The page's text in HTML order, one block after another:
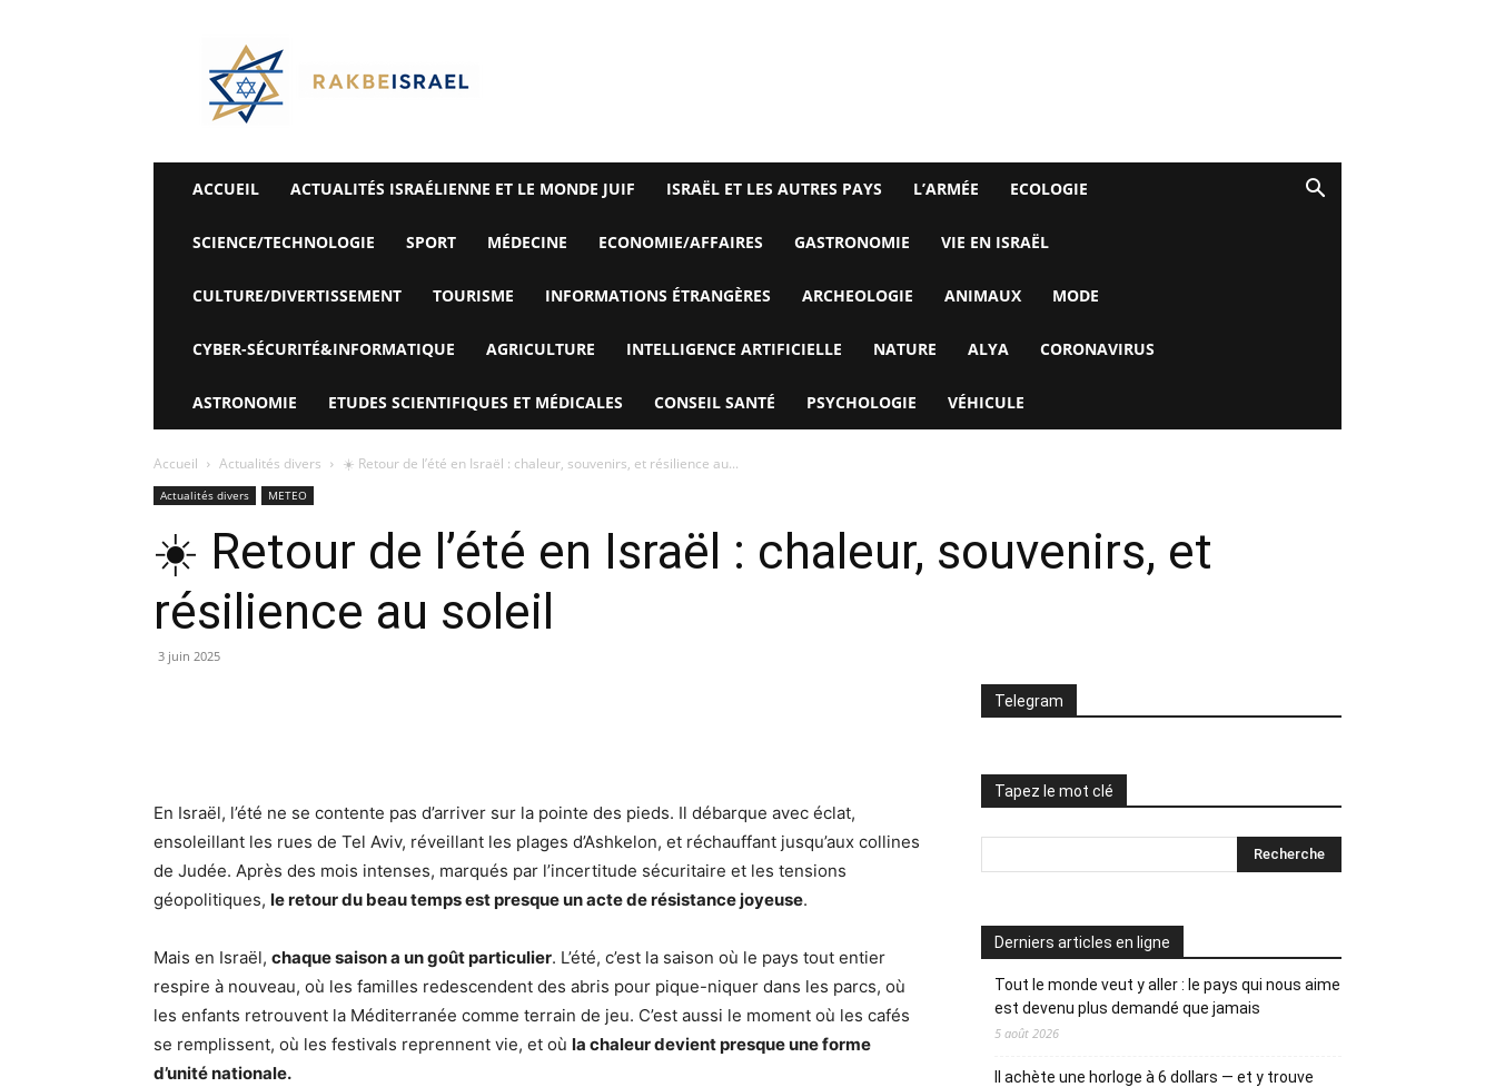
Rak
Be
Israel-
Alyaexpress-
News
ACCUEIL ACTUALITÉS ISRAÉLIENNE ET LE MONDE JUIF ISRAËL ET LES AUTRES PAYS L’ARMÉE ECOLOGIE
SCIENCE/TECHNOLOGIE SPORT MÉDECINE ECONOMIE/AFFAIRES GASTRONOMIE VIE EN ISRAËL
CULTURE/DIVERTISSEMENT TOURISME INFORMATIONS ÉTRANGÈRES ARCHEOLOGIE ANIMAUX MODE
CYBER-SÉCURITÉ&INFORMATIQUE AGRICULTURE INTELLIGENCE ARTIFICIELLE NATURE ALYA CORONAVIRUS
ASTRONOMIE ETUDES SCIENTIFIQUES ET MÉDICALES CONSEIL SANTÉ PSYCHOLOGIE VÉHICULE
Accueil Actualités divers ☀️ Retour de l’été en Israël : chaleur, souvenirs, et résilience au...
Actualités divers METEO
☀️ Retour de l’été en Israël : chaleur, souvenirs, et
résilience au soleil
3 juin 2025
En Israël, l’été ne se contente pas d’arriver sur la pointe des pieds. Il débarque avec éclat,
ensoleillant les rues de Tel Aviv, réveillant les plages d’Ashkelon, et réchauffant jusqu’aux collines
de Judée. Après des mois intenses, marqués par l’incertitude sécuritaire et les tensions
géopolitiques, le retour du beau temps est presque un acte de résistance joyeuse.
Mais en Israël, chaque saison a un goût particulier. L’été, c’est la saison où le pays tout entier
respire à nouveau, où les familles redescendent des abris pour pique-niquer dans les parcs, où
les enfants retrouvent la Méditerranée comme terrain de jeu. C’est aussi le moment où les cafés
se remplissent, où les festivals reprennent vie, et où la chaleur devient presque une forme
d’unité nationale.
Telegram
Tapez le mot clé
Derniers articles en ligne
Tout le monde veut y aller : le pays qui nous aime
est devenu plus demandé que jamais
5 août 2026
Il achète une horloge à 6 dollars — et y trouve